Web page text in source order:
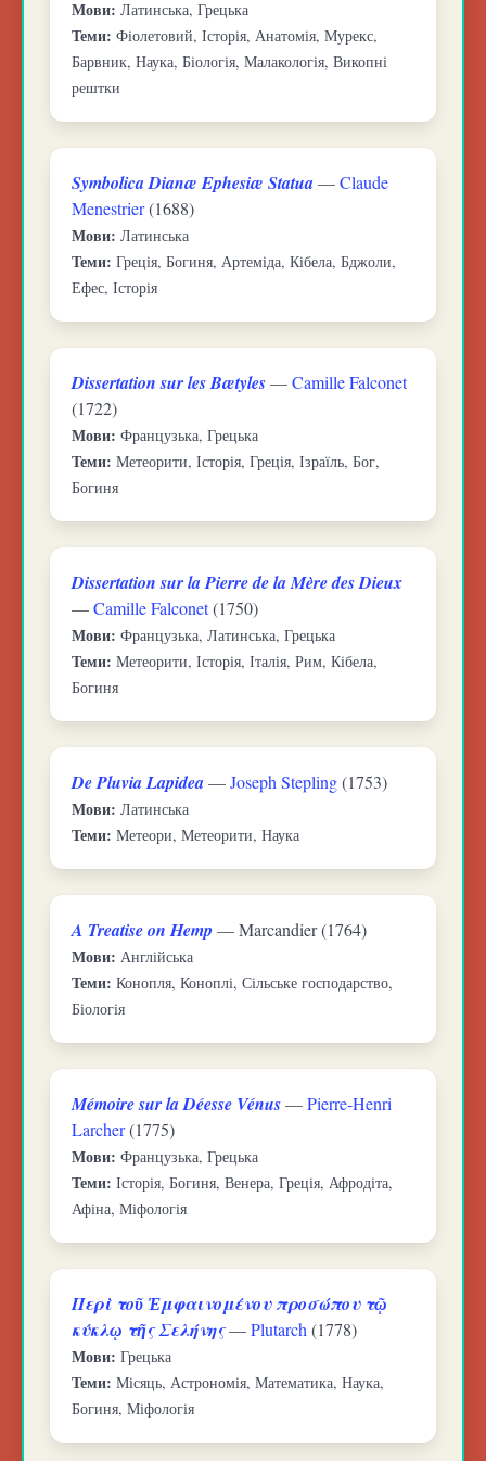
Мови: Латинська, Грецька
Теми: Фіолетовий, Історія, Анатомія, Мурекс,
Барвник, Наука, Біологія, Малакологія, Викопні
рештки
Symbolica Dianæ Ephesiæ Statua—Claude
Menestrier(1688)
Мови: Латинська
Теми: Греція, Богиня, Артеміда, Кібела, Бджоли,
Ефес, Історія
Dissertation sur les Bætyles—Camille Falconet
(1722)
Мови: Французька, Грецька
Теми: Метеорити, Історія, Греція, Ізраїль, Бог,
Богиня
Dissertation sur la Pierre de la Mère des Dieux
—Camille Falconet(1750)
Мови: Французька, Латинська, Грецька
Теми: Метеорити, Історія, Італія, Рим, Кібела,
Богиня
De Pluvia Lapidea—Joseph Stepling(1753)
Мови: Латинська
Теми: Метеори, Метеорити, Наука
A Treatise on Hemp — Marcandier (1764)
Мови: Англійська
Теми: Конопля, Коноплі, Сільське господарство,
Біологія
Mémoire sur la Déesse Vénus—Pierre-Henri
Larcher(1775)
Мови: Французька, Грецька
Теми: Історія, Богиня, Венера, Греція, Афродіта,
Афіна, Міфологія
Περὶ τοῦ Ἐμφαινομένου προσώπου τῷ
κύκλῳ τῆς Σελήνης—Plutarch (1778)
Мови: Грецька
Теми: Місяць, Астрономія, Математика, Наука,
Богиня, Міфологія